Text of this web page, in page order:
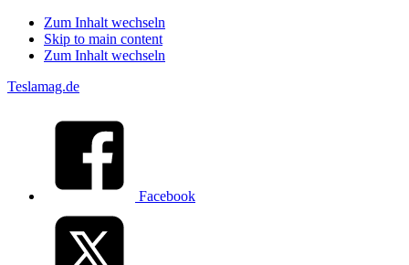
Zum Inhalt wechseln
Skip to main content
Zum Inhalt wechseln
Teslamag.de
Facebook